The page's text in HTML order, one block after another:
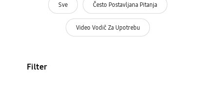
Sve Često Postavljana Pitanja
Video Vodič Za Upotrebu
Filter